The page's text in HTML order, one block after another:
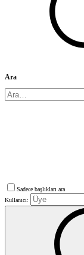
Ara
Sadece başlıkları ara
Kullanıcı: